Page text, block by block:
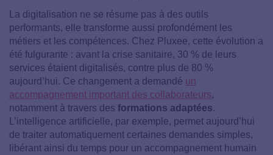
La digitalisation ne se résume pas à des outils
performants, elle transforme aussi profondément les
métiers et les compétences. Chez Pluxee, cette évolution a
été fulgurante : avant la crise sanitaire, 30 % de leurs
services étaient digitalisés, contre plus de 80 %
aujourd’hui. Ce changement a demandé un
accompagnement important des collaborateurs,
notamment à travers des formations adaptées.
L’intelligence artificielle, par exemple, permet aujourd’hui
de traiter automatiquement certaines demandes simples,
libérant ainsi du temps pour un accompagnement humain